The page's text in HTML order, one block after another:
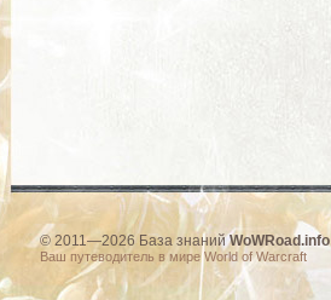
© 2011—2026 База знанийWoWRoad.info
Ваш путеводитель в мире World of Warcraft